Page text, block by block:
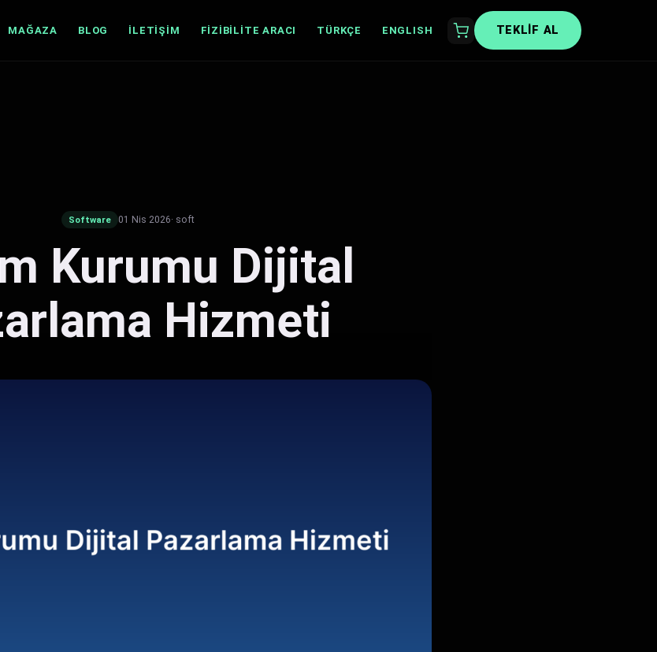
MAĞAZA BLOG İLETIŞIM FIZIBILITE ARACI TÜRKÇE ENGLISH TEKLIF AL
Software 01 Nis 2026· soft
Kurumu Dijital
Hizmeti